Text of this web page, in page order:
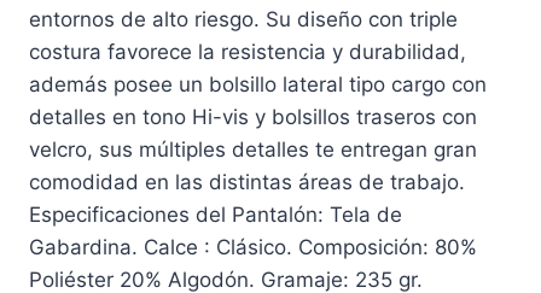
entornos de alto riesgo. Su diseño con triple
costura favorece la resistencia y durabilidad,
además posee un bolsillo lateral tipo cargo con
detalles en tono Hi-vis y bolsillos traseros con
velcro, sus múltiples detalles te entregan gran
comodidad en las distintas áreas de trabajo.
Especificaciones del Pantalón: Tela de
Gabardina. Calce : Clásico. Composición: 80%
Poliéster 20% Algodón. Gramaje: 235 gr.